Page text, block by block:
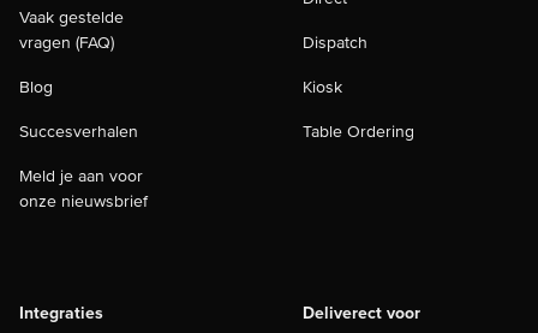
Vaak gestelde
vragen (FAQ)
Blog
Succesverhalen
Meld je aan voor
onze nieuwsbrief
Dispatch
Kiosk
Table Ordering
Integraties Deliverect voor